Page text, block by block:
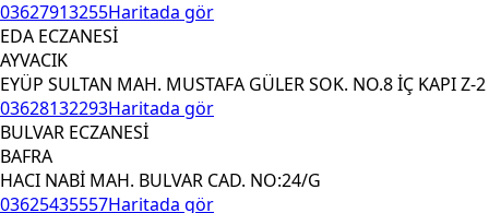
03627913255Haritada gör
EDA ECZANESİ
AYVACIK
EYÜP SULTAN MAH. MUSTAFA GÜLER SOK. NO.8 İÇ KAPI Z-2
03628132293Haritada gör
BULVAR ECZANESİ
BAFRA
HACI NABİ MAH. BULVAR CAD. NO:24/G
03625435557Haritada gör